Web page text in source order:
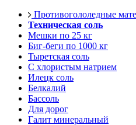
Противогололедные
Техническая соль
Мешки по 25 кг
Биг-беги по 1000 кг
Тыретская соль
С хлористым натрием
Илецк соль
Белкалий
Бассоль
Для дорог
Галит минеральный